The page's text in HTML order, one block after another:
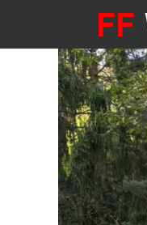
Aktuelle Seite: